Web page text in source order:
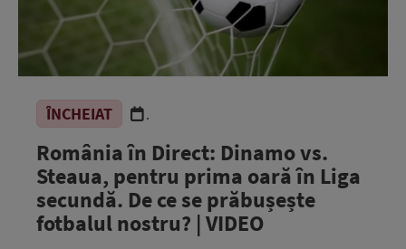
ÎNCHEIAT .
România în Direct: Dinamo vs.
Steaua, pentru prima oară în Liga
secundă. De ce se prăbușește
fotbalul nostru? | VIDEO